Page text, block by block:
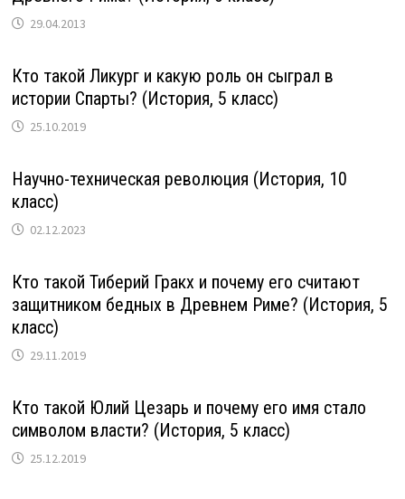
29.04.2013
Кто такой Ликург и какую роль он сыграл в
истории Спарты? (История, 5 класс)
25.10.2019
Научно-техническая революция (История, 10
класс)
02.12.2023
Кто такой Тиберий Гракх и почему его считают
защитником бедных в Древнем Риме? (История, 5
класс)
29.11.2019
Кто такой Юлий Цезарь и почему его имя стало
символом власти? (История, 5 класс)
25.12.2019